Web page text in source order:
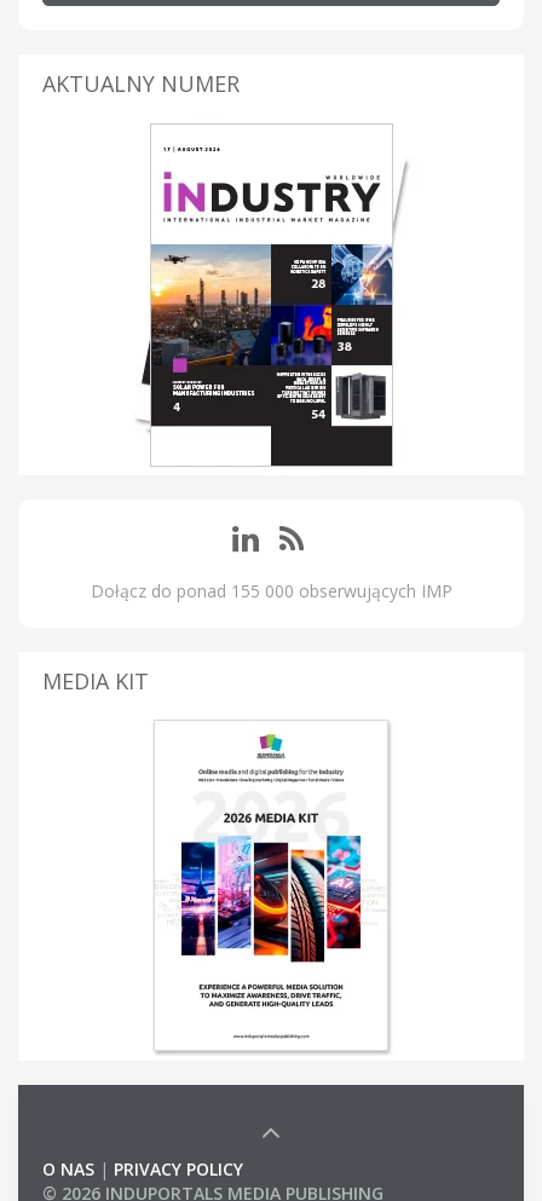
AKTUALNY NUMER
Dołącz do ponad 155 000 obserwujących IMP
MEDIA KIT
O NAS | PRIVACY POLICY
© 2026 INDUPORTALS MEDIA PUBLISHING